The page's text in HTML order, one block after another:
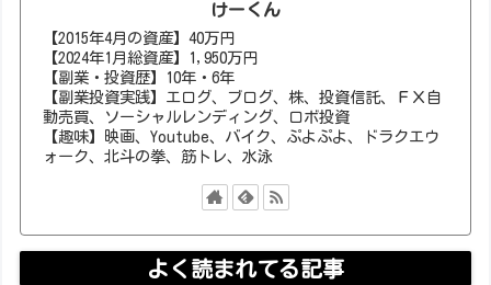
けーくん
【2015年4月の資産】40万円
【2024年1月総資産】1,950万円
【副業・投資歴】10年・6年
【副業投資実践】エログ、ブログ、株、投資信託、ＦＸ自
動売買、ソーシャルレンディング、ロボ投資
【趣味】映画、Youtube、バイク、ぷよぷよ、ドラクエウ
ォーク、北斗の拳、筋トレ、水泳
よく読まれてる記事